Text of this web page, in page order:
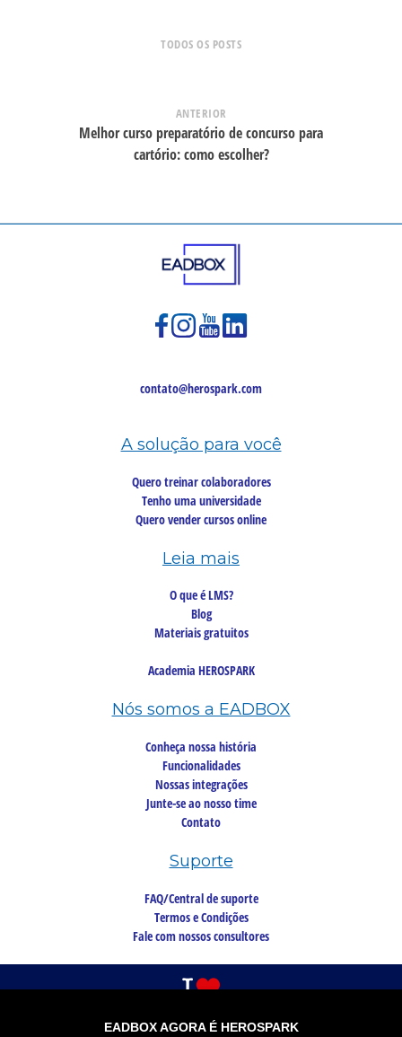
EADBOX AGORA É HEROSPARK
TODOS OS POSTS
ANTERIOR
Melhor curso preparatório de concurso para
cartório: como escolher?
contato@herospark.com
A solução para você
Quero treinar colaboradores
Tenho uma universidade
Quero vender cursos online
Leia mais
O que é LMS?
Blog
Materiais gratuitos
Academia HEROSPARK
Nós somos a EADBOX
Conheça nossa história
Funcionalidades
Nossas integrações
Junte-se ao nosso time
Contato
Suporte
FAQ/Central de suporte
Termos e Condições
Fale com nossos consultores